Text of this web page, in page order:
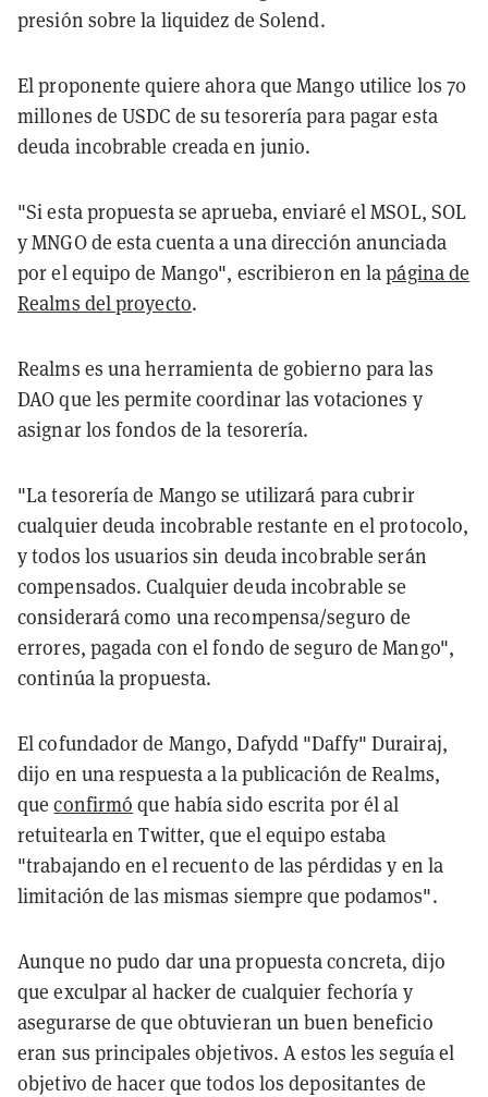
presión sobre la liquidez de Solend.
El proponente quiere ahora que Mango utilice los 70
millones de USDC de su tesorería para pagar esta
deuda incobrable creada en junio.
"Si esta propuesta se aprueba, enviaré el MSOL, SOL
y MNGO de esta cuenta a una dirección anunciada
por el equipo de Mango", escribieron en lapágina de
Realms del proyecto.
Realms es una herramienta de gobierno para las
DAO que les permite coordinar las votaciones y
asignar los fondos de la tesorería.
"La tesorería de Mango se utilizará para cubrir
cualquier deuda incobrable restante en el protocolo,
y todos los usuarios sin deuda incobrable serán
compensados. Cualquier deuda incobrable se
considerará como una recompensa/seguro de
errores, pagada con el fondo de seguro de Mango",
continúa la propuesta.
El cofundador de Mango, Dafydd "Daffy" Durairaj,
dijo en una respuesta a la publicación de Realms,
queconfirmó que había sido escrita por él al
retuitearla en Twitter, que el equipo estaba
"trabajando en el recuento de las pérdidas y en la
limitación de las mismas siempre que podamos".
Aunque no pudo dar una propuesta concreta, dijo
que exculpar al hacker de cualquier fechoría y
asegurarse de que obtuvieran un buen beneficio
eran sus principales objetivos. A estos les seguía el
objetivo de hacer que todos los depositantes de